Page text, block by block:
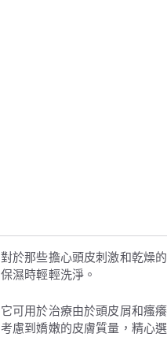
對於那些擔心頭皮刺激和乾燥的
保濕時輕輕洗淨。
它可用於治療由於頭皮屑和瘙
考慮到嬌嫩的皮膚質量，精心